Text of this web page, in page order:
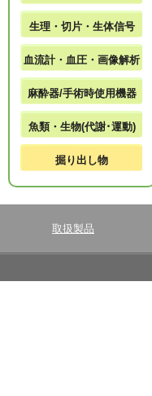
生理・切片・生体信号
血流計・血圧・画像解析
麻酔器/手術時使用機器
魚類・生物(代謝･運動)
掘り出し物
取扱製品